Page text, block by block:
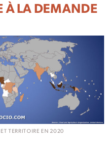
À LA DEMANDE
TERRITOIRE EN 2020